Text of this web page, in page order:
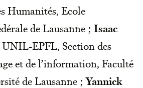
Humanités, Ecole
de Lausanne ; Isaac
UNIL-EPFL, Section des
et de l’information, Faculté
de Lausanne ;Yannick